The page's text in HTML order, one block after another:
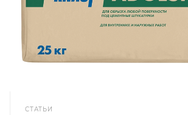
СТАТЬИ